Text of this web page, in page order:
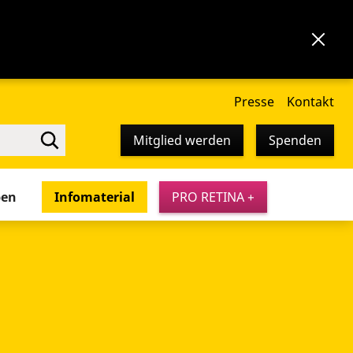
Presse Kontakt
Mitglied werden Spenden
Infomaterial PRO RETINA +